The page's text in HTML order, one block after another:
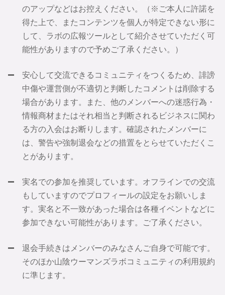
のアップなどはお控えください。（※ご本人に許諾を
得た上で、またコンテンツを個人が特定できない形に
して、ラボの広報ツールとして紹介させていただく可
能性がありますので予めご了承ください。）
安心して交流できるコミュニティをつくるため、誹謗
中傷や運営側が不適切と判断したコメントは削除する
場合があります。また、他のメンバーへの迷惑行為・
情報商材またはそれ相当と判断されるビジネスに関わ
る方の入会はお断りします。確認されたメンバーに
は、警告や強制退会などの措置をとらせていただくこ
とがあります。
実名での参加を推奨しています。オフラインでの交流
もしていますのでプロフィールの設定をお願いしま
す。実名と不一致があった場合は各種イベントなどに
参加できない可能性があります。ご了承ください。
退会手続きはメンバーのみなさんご自身で可能です。
そのほか山陰ウーマンズラボコミュニティの利用規約
に準じます。